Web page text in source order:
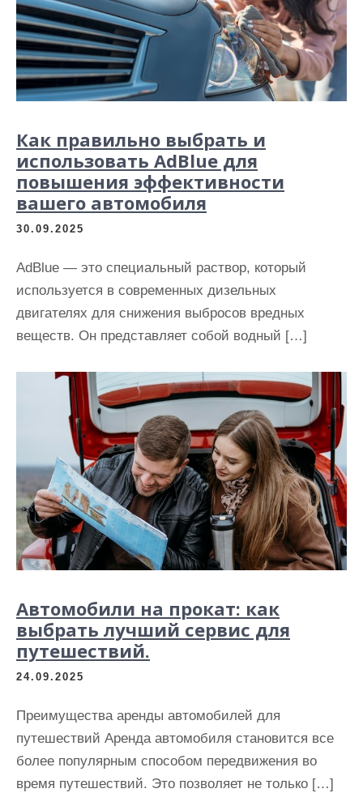
Как правильно выбрать и
использовать AdBlue для
повышения эффективности
вашего автомобиля
30.09.2025
AdBlue — это специальный раствор, который
используется в современных дизельных
двигателях для снижения выбросов вредных
веществ. Он представляет собой водный […]
Автомобили на прокат: как
выбрать лучший сервис для
путешествий.
24.09.2025
Преимущества аренды автомобилей для
путешествий Аренда автомобиля становится все
более популярным способом передвижения во
время путешествий. Это позволяет не только […]